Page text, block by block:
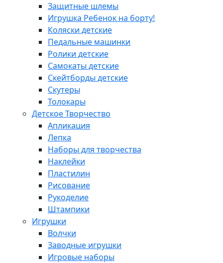
Защитные шлемы
Игрушка Ребенок на борту!
Коляски детские
Педальные машинки
Ролики детские
Самокаты детские
Скейтборды детские
Скутеры
Толокары
Детское Творчество
Апликация
Лепка
Наборы для творчества
Наклейки
Пластилин
Рисование
Рукоделие
Штампики
Игрушки
Волчки
Заводные игрушки
Игровые наборы